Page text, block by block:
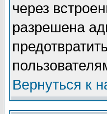
через
разрешена
Вернуться к